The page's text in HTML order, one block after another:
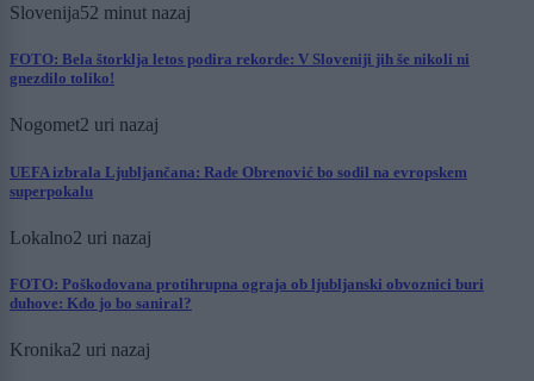
Slovenija52 minut nazaj
FOTO: Bela štorklja letos podira rekorde: V Sloveniji jih še nikoli ni
gnezdilo toliko!
Nogomet2 uri nazaj
UEFA izbrala Ljubljančana: Rade Obrenović bo sodil na evropskem
superpokalu
Lokalno2 uri nazaj
FOTO: Poškodovana protihrupna ograja ob ljubljanski obvoznici buri
duhove: Kdo jo bo saniral?
Kronika2 uri nazaj